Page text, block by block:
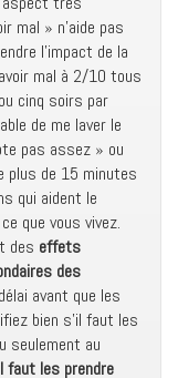
mal » n’aide pas
l’impact de la
mal à 2/10 tous
cinq soirs par
de me laver le
pas assez » ou
plus de 15 minutes
qui aident le
que vous vivez.
des effets
des
avant que les
bien s’il faut les
seulement au
faut les prendre